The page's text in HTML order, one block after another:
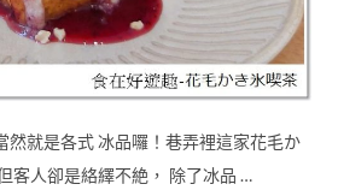
然就是各式 冰品囉！巷弄裡這家花毛か
客人卻是絡繹不絶， 除了冰品 …